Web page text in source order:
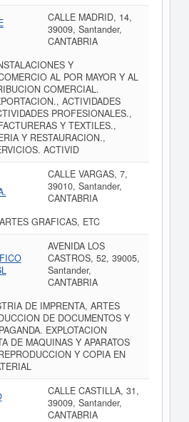
CALLE MADRID, 14,
39009, Santander,
CANTABRIA
Y
AL POR MAYOR Y AL
COMERCIAL.
ACTIVIDADES
PROFESIONALES.,
Y TEXTILES.,
Y RESTAURACION.,
ACTIVID
CALLE VARGAS, 7,
39010, Santander,
CANTABRIA
GRAFICAS, ETC
AVENIDA LOS
CASTROS, 52, 39005,
Santander,
CANTABRIA
DE IMPRENTA, ARTES
DE DOCUMENTOS Y
EXPLOTACION
DE MAQUINAS Y APARATOS
Y COPIA EN
CALLE CASTILLA, 31,
39009, Santander,
CANTABRIA